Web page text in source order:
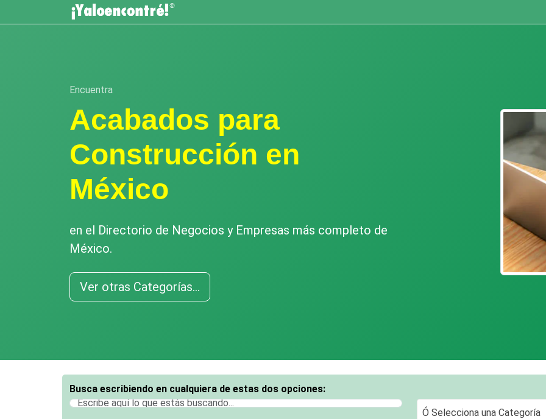
Encuentra
Acabados para
Construcción en
México
en el Directorio de Negocios y Empresas más completo de
México.
Ver otras Categorías...
Busca escribiendo en cualquiera de estas dos opciones:
Ó Selecciona una Categoría
Ó Selecciona una Categoría